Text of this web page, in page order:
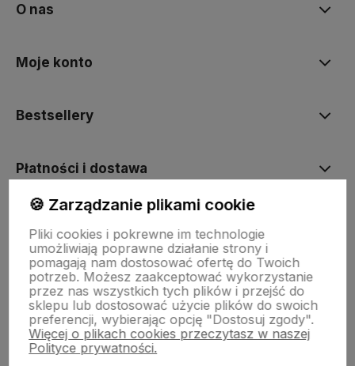
O nas
Moje konto
Bestsellery
Płatności i dostawa
Pomoc
🍪 Zarządzanie plikami cookie
Pliki cookies i pokrewne im technologie
umożliwiają poprawne działanie strony i
pomagają nam dostosować ofertę do Twoich
potrzeb. Możesz zaakceptować wykorzystanie
przez nas wszystkich tych plików i przejść do
sklepu lub dostosować użycie plików do swoich
preferencji, wybierając opcję "Dostosuj zgody".
Więcej o plikach cookies przeczytasz w naszej
Polityce prywatności.